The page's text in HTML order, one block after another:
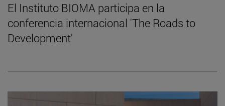
El Instituto BIOMA participa en la
conferencia internacional 'The Roads to
Development'